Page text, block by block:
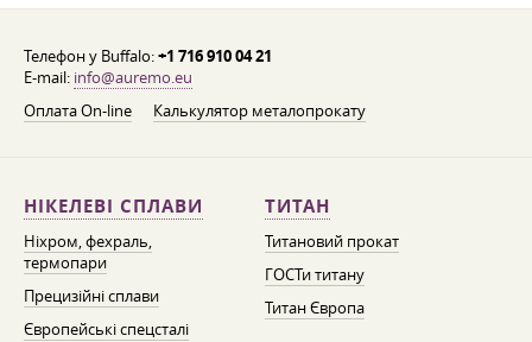
Телефон у Buffalo:+1 716 910 04 21
E-mail: info@auremo.eu
Оплата On-line
Калькулятор металопрокату
НІКЕЛЕВІ СПЛАВИ
Ніхром, фехраль,
термопари
Прецизійні сплави
Європейські спецсталі
ТИТАН
Титановий прокат
ГОСТи титану
Титан Європа